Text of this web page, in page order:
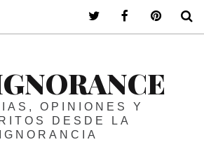
OPINIONES Y
DESDE LA
IGNORANCIA
ir a mi twitterir a mi facebook
ir a mi